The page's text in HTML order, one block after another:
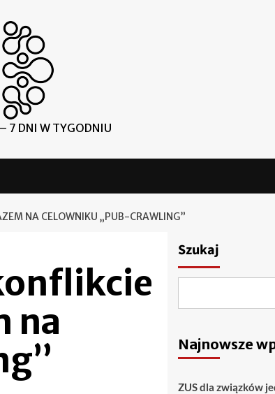
7 DNI W TYGODNIU
NA CELOWNIKU „PUB-CRAWLING”
na
Szukaj
Najnowsze
ZUS dla związków